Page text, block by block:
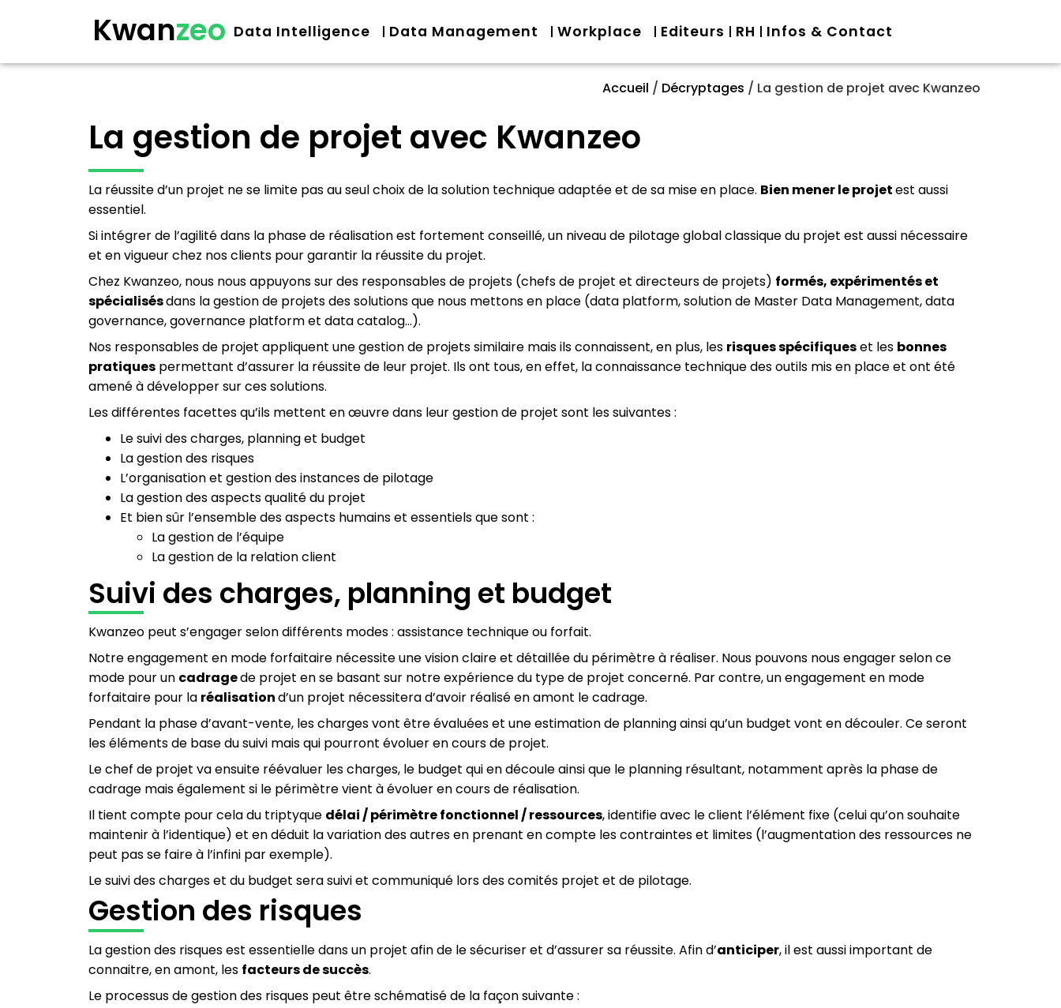
Kwanzeo Data Intelligence Data Management Workplace Editeurs RH Infos & Contact
Accueil / Décryptages / La gestion de projet avec Kwanzeo
La gestion de projet avec Kwanzeo
La réussite d’un projet ne se limite pas au seul choix de la solution technique adaptée et de sa mise en place. Bien mener le projetest aussi
essentiel.
Si intégrer de l’agilité dans la phase de réalisation est fortement conseillé, un niveau de pilotage global classique du projet est aussi nécessaire
et en vigueur chez nos clients pour garantir la réussite du projet.
Chez Kwanzeo, nous nous appuyons sur des responsables de projets (chefs de projet et directeurs de projets) formés, expérimentés et
spécialisésdans la gestion de projets des solutions que nous mettons en place (data platform, solution de Master Data Management, data
governance, governance platform et data catalog…).
Nos responsables de projet appliquent une gestion de projets similaire mais ils connaissent, en plus, les risques spécifiqueset les bonnes
pratiques permettant d’assurer la réussite de leur projet. Ils ont tous, en effet, la connaissance technique des outils mis en place et ont été
amené à développer sur ces solutions.
Les différentes facettes qu’ils mettent en œuvre dans leur gestion de projet sont les suivantes :
Le suivi des charges, planning et budget
La gestion des risques
L’organisation et gestion des instances de pilotage
La gestion des aspects qualité du projet
Et bien sûr l’ensemble des aspects humains et essentiels que sont :
La gestion de l’équipe
La gestion de la relation client
Suivi des charges, planning et budget
Kwanzeo peut s’engager selon différents modes : assistance technique ou forfait.
Notre engagement en mode forfaitaire nécessite une vision claire et détaillée du périmètre à réaliser. Nous pouvons nous engager selon ce
mode pour un cadragede projet en se basant sur notre expérience du type de projet concerné. Par contre, un engagement en mode
forfaitaire pour la réalisationd’un projet nécessitera d’avoir réalisé en amont le cadrage.
Pendant la phase d’avant-vente, les charges vont être évaluées et une estimation de planning ainsi qu’un budget vont en découler. Ce seront
les éléments de base du suivi mais qui pourront évoluer en cours de projet.
Le chef de projet va ensuite réévaluer les charges, le budget qui en découle ainsi que le planning résultant, notamment après la phase de
cadrage mais également si le périmètre vient à évoluer en cours de réalisation.
Il tient compte pour cela du triptyque délai / périmètre fonctionnel / ressources, identifie avec le client l’élément fixe (celui qu’on souhaite
maintenir à l’identique) et en déduit la variation des autres en prenant en compte les contraintes et limites (l’augmentation des ressources ne
peut pas se faire à l’infini par exemple).
Le suivi des charges et du budget sera suivi et communiqué lors des comités projet et de pilotage.
Gestion des risques
La gestion des risques est essentielle dans un projet afin de le sécuriser et d’assurer sa réussite. Afin d’anticiper, il est aussi important de
connaitre, en amont, les facteurs de succès.
Le processus de gestion des risques peut être schématisé de la façon suivante :